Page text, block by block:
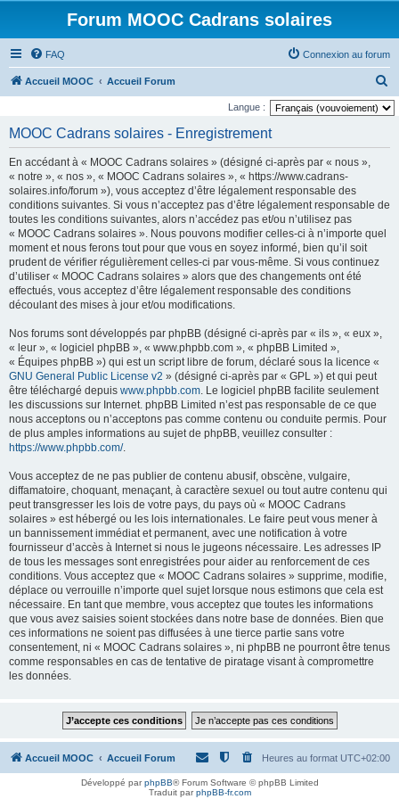
Forum MOOC Cadrans solaires
FAQ Connexion au forum
Accueil MOOC Accueil Forum
e
Langue :
MOOC Cadrans solaires - Enregistrement
En accédant à « MOOC Cadrans solaires » (désigné ci-après par « nous »,
« notre », « nos », « MOOC Cadrans solaires », « https://www.cadrans-
solaires.info/forum »), vous acceptez d’être légalement responsable des
conditions suivantes. Si vous n’acceptez pas d’être légalement responsable de
toutes les conditions suivantes, alors n’accédez pas et/ou n’utilisez pas
« MOOC Cadrans solaires ». Nous pouvons modifier celles-ci à n’importe quel
moment et nous ferons tout pour que vous en soyez informé, bien qu’il soit
prudent de vérifier régulièrement celles-ci par vous-même. Si vous continuez
d’utiliser « MOOC Cadrans solaires » alors que des changements ont été
effectués, vous acceptez d’être légalement responsable des conditions
découlant des mises à jour et/ou modifications.
Nos forums sont développés par phpBB (désigné ci-après par « ils », « eux »,
« leur », « logiciel phpBB », « www.phpbb.com », « phpBB Limited »,
« Équipes phpBB ») qui est un script libre de forum, déclaré sous la licence «
GNU General Public License v2 » (désigné ci-après par « GPL ») et qui peut
être téléchargé depuis www.phpbb.com. Le logiciel phpBB facilite seulement
les discussions sur Internet. phpBB Limited n’est pas responsable de ce que
nous acceptons ou n’acceptons pas comme contenu ou conduite permis. Pour
de plus amples informations au sujet de phpBB, veuillez consulter :
https://www.phpbb.com/.
Vous acceptez de ne pas publier de contenu abusif, obscène, vulgaire,
diffamatoire, choquant, menaçant, à caractère sexuel ou tout autre contenu qui
peut transgresser les lois de votre pays, du pays où « MOOC Cadrans
solaires » est hébergé ou les lois internationales. Le faire peut vous mener à
un bannissement immédiat et permanent, avec une notification à votre
fournisseur d’accès à Internet si nous le jugeons nécessaire. Les adresses IP
de tous les messages sont enregistrées pour aider au renforcement de ces
conditions. Vous acceptez que « MOOC Cadrans solaires » supprime, modifie,
déplace ou verrouille n’importe quel sujet lorsque nous estimons que cela est
nécessaire. En tant que membre, vous acceptez que toutes les informations
que vous avez saisies soient stockées dans notre base de données. Bien que
ces informations ne soient pas diffusées à une tierce partie sans votre
consentement, ni « MOOC Cadrans solaires », ni phpBB ne pourront être tenus
comme responsables en cas de tentative de piratage visant à compromettre
les données.
Accueil MOOC Accueil Forum Heures au format UTC+02:00
Développé parphpBB® Forum Software © phpBB Limited
Traduit parphpBB-fr.com